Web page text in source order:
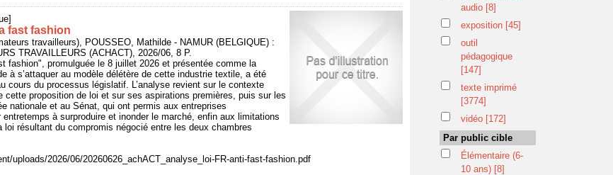
fast fashion
travailleurs), POUSSEO, Mathilde - NAMUR (BELGIQUE) :
TRAVAILLEURS (ACHACT), 2026/06, 8 P.
fashion", promulguée le 8 juillet 2026 et présentée comme la
à s’attaquer au modèle délétère de cette industrie textile, a été
cours du processus législatif. L’analyse revient sur le contexte
cette proposition de loi et sur ses aspirations premières, puis sur les
nationale et au Sénat, qui ont permis aux entreprises
à surproduire et inonder le marché, enfin aux limitations
loi résultant du compromis négocié entre les deux chambres
uploads/2026/06/20260626_achACT_analyse_loi-FR-anti-fast-fashion.pdf
audio [8]
exposition [45]
outil
pédagogique
[147]
texte imprimé
[3774]
vidéo [172]
Par public cible
Élémentaire (6-
10 ans) [8]